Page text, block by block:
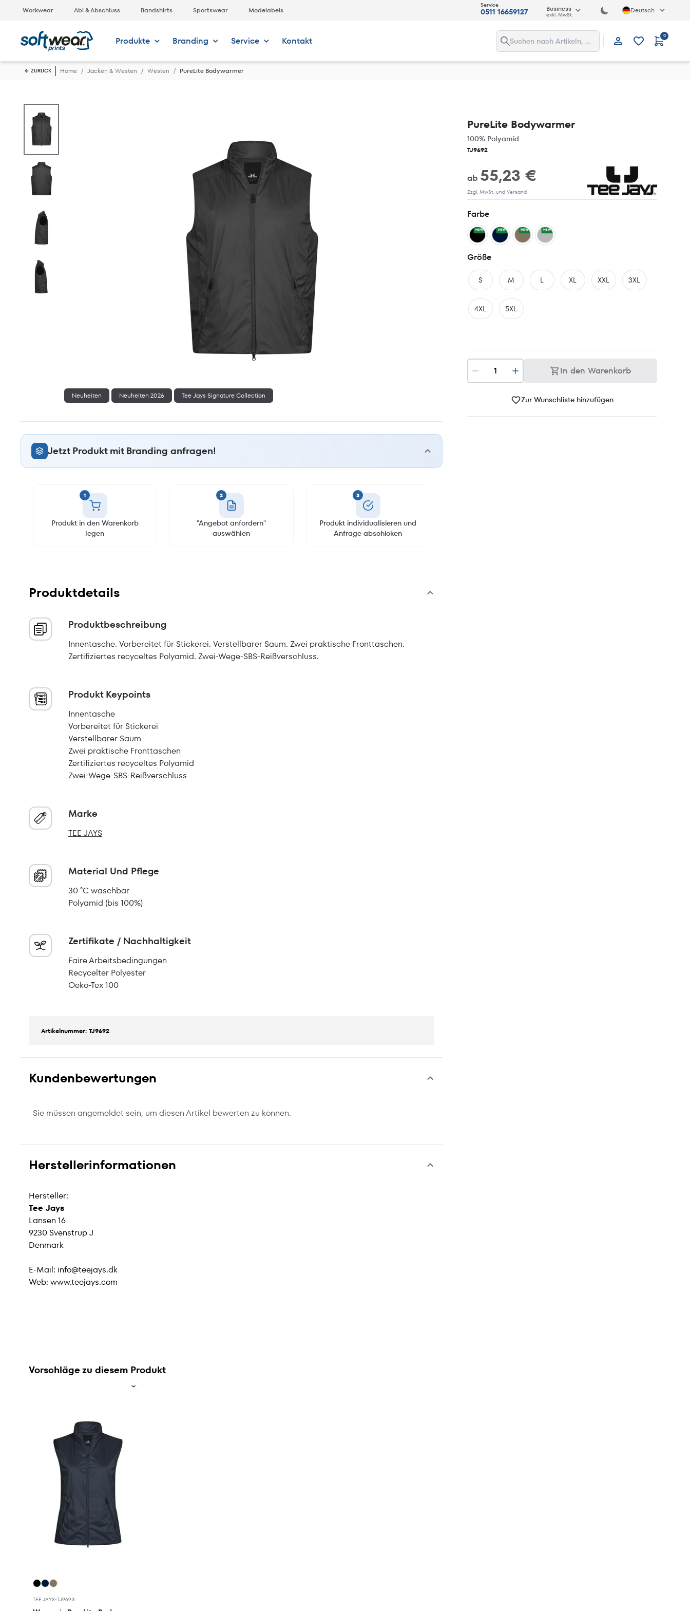
Workwear Abi & Abschluss Bandshirts Sportswear Modelabels
Service
0511 16659127 Business
exkl. MwSt. Deutsch
Produkte Branding Service Kontakt Anmelden
0
ZURÜCK Home Jacken & Westen Westen PureLite Bodywarmer
Neuheiten Neuheiten 2026 Tee Jays Signature Collection
PureLite Bodywarmer
100% Polyamid
TJ9692
ab 55,23 €
Zzgl. MwSt. und Versand
Farbe
NEW NEW NEW NEW
Größe
S M L XL XXL 3XL
4XL 5XL
In den Warenkorb
Zur Wunschliste hinzufügen
Jetzt Produkt mit Branding anfragen!
1
Produkt in den Warenkorb
legen
2
"Angebot anfordern"
auswählen
3
Produkt individualisieren und
Anfrage abschicken
Produktdetails
Produktbeschreibung
Innentasche. Vorbereitet für Stickerei. Verstellbarer Saum. Zwei praktische Fronttaschen.
Zertifiziertes recyceltes Polyamid. Zwei-Wege-SBS-Reißverschluss.
Produkt Keypoints
Innentasche
Vorbereitet für Stickerei
Verstellbarer Saum
Zwei praktische Fronttaschen
Zertifiziertes recyceltes Polyamid
Zwei-Wege-SBS-Reißverschluss
Marke
TEE JAYS
Material Und Pflege
30 °C waschbar
Polyamid (bis 100%)
Zertifikate / Nachhaltigkeit
Faire Arbeitsbedingungen
Recycelter Polyester
Oeko-Tex 100
Artikelnummer: TJ9692
Kundenbewertungen
Sie müssen angemeldet sein, um diesen Artikel bewerten zu können.
Herstellerinformationen
Hersteller:
Tee Jays
Lansen 16
9230 Svenstrup J
Denmark
E-Mail: info@teejays.dk
Web: www.teejays.com
Vorschläge zu diesem Produkt
TEE JAYS•TJ9693